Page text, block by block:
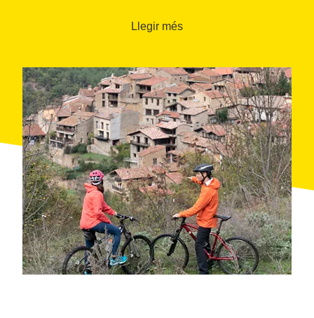
sobre la vall del Segre, es pot gaudir d'una cuina
totes amb bany i connexió a Internet, es reparteixen a
les plantes superiors i són un bon exemple de
simplicitat, tant en el mobiliari com en la decoració. La
suite de la planta alta de l'edifici té la seva pròpia sala
d'estar i una agradable terrassa amb vistes als perfils
de la serra del Cadí.
Llegir més